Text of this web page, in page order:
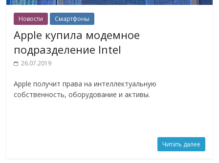
Новости Смартфоны
Apple купила модемное
подразделение Intel
26.07.2019
Apple получит права на интеллектуальную
собственность, оборудование и активы.
Читать далее